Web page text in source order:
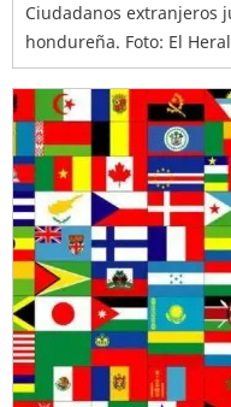
Ciudadanos extranjeros
hondureña. Foto: El